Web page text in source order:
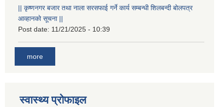
|| कृष्णनगर बजार तथा नाला सरसफाई गर्ने कार्य सम्बन्धी शिलबन्दी बोलपत्र
आव्हानको सूचना ||
Post date: 11/21/2025 - 10:39
more
स्वास्थ्य प्रोफाइल